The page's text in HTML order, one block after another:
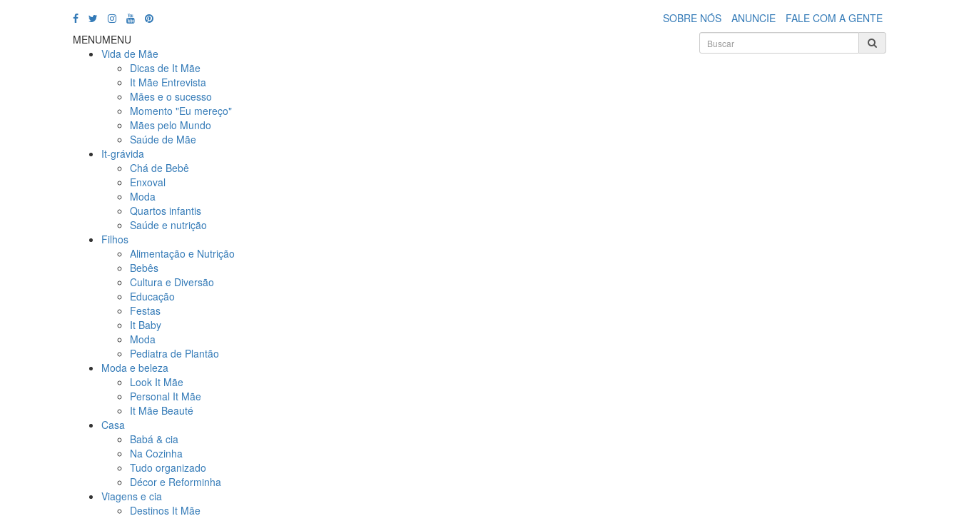
SOBRE NÓS ANUNCIE
FALE COM A GENTE
MENUMENU
Vida de Mãe
Dicas de It Mãe
It Mãe Entrevista
Mães e o sucesso
Momento "Eu mereço"
Mães pelo Mundo
Saúde de Mãe
It-grávida
Chá de Bebê
Enxoval
Moda
Quartos infantis
Saúde e nutrição
Filhos
Alimentação e Nutrição
Bebês
Cultura e Diversão
Educação
Festas
It Baby
Moda
Pediatra de Plantão
Moda e beleza
Look It Mãe
Personal It Mãe
It Mãe Beauté
Casa
Babá & cia
Na Cozinha
Tudo organizado
Décor e Reforminha
Viagens e cia
Destinos It Mãe